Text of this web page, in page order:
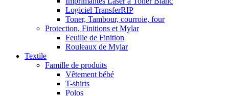
Logiciel TransferRIP
Toner, Tambour, courroie, four
Protection, Finitions et Mylar
Feuille de Finition
Rouleaux de Mylar
Textile
Famille de produits
Vêtement bébé
T-shirts
Polos